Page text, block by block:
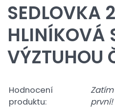
SEDLOVKA
HLINÍKOVÁ
VÝZTUHOU
Hodnocení
produktu:
první!